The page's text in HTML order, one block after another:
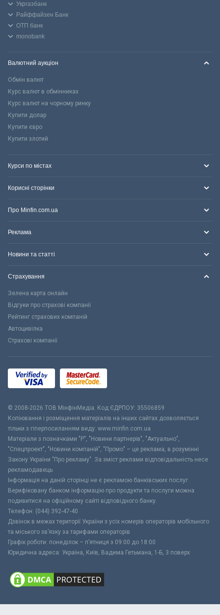
Укргазбанк
Райффайзен Банк
ОТП банк
monobank
Валютний аукціон
Обмін валют
Курс валют в обмінниках
Курс валют на чорному ринку
Купити долар
Купити євро
Купити злотий
Курси по містах
Корисні сторінки
Про Minfin.com.ua
Реклама
Новини та статті
Страхування
Зелена карта онлайн
Відгуки про страхові компанії
Рейтинг страхових компаній
Автоцивілка
Страхові компанії
© 2008-2026 ТОВ МiнфiнМедiа. Код ЄДРПОУ: 35506859
Копіювання і розміщення матеріалів на інших сайтах дозволяється
тільки з гіперпосиланням виду: www.minfin.com.ua
Матеріали з позначками "Р", "Новини партнерів", "Актуально",
"Спецпроект", "Новини компаній", "Промо" – це реклама, в розумінні
Закону України "Про рекламу". За зміст реклами відповідальність несе
рекламодавець.
Інформація на даній сторінці не є рекламою банківських послуг.
Верифіковану банком інформацію про продукти та послуги можна
подивитися на офіційному сайті відповідного банку.
Телефон: (044) 392-47-40
Дзвінок в межах території України з усіх номерів операторів мобільного
та міського зв’язку за тарифами операторів
Графік роботи: понеділок – п’ятниця з 09:00 до 18:00
Юридична адреса: Україна, Київ, Вадима Гетьмана, 1-Б, 3 поверх